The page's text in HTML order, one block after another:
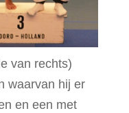
van rechts)
waarvan hij er
en een met